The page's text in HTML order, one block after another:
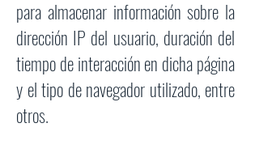
para almacenar información sobre la
dirección IP del usuario, duración del
tiempo de interacción en dicha página
y el tipo de navegador utilizado, entre
otros.